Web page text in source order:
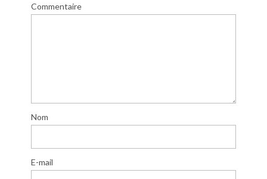
Commentaire
Nom
E-mail